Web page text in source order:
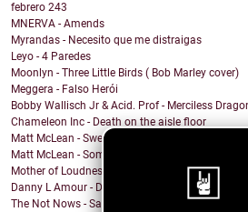
febrero 243
MNERVA - Amends
Myrandas - Necesito que me distraigas
Leyo - 4 Paredes
Moonlyn - Three Little Birds ( Bob Marley cover)
Meggera - Falso Herói
Bobby Wallisch Jr & Acid. Prof - Merciless
Chameleon Inc - Death on the aisle floor
Matt McLean - Sweet Nothing Bummer Everything
Matt McLean - Somewhere in Main
Mother of Loudness - From Day to Day
Danny L Amour - Dont Hold Back
The Not Nows - Sandy and the vampire